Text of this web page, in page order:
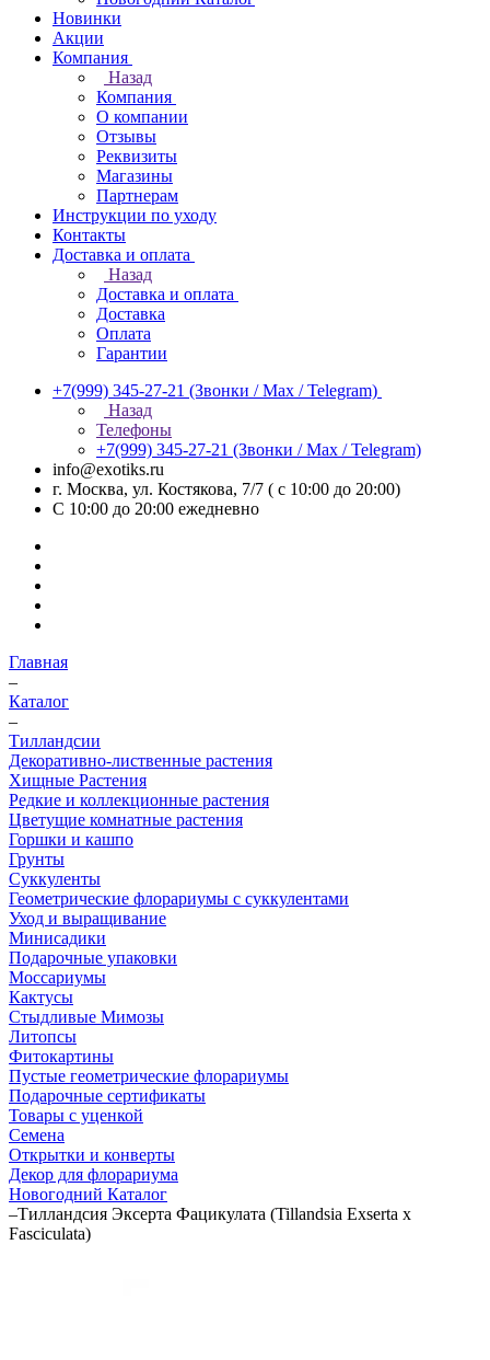
Новинки
Акции
Компания
Назад
Компания
О компании
Отзывы
Реквизиты
Магазины
Партнерам
Инструкции по уходу
Контакты
Доставка и оплата
Назад
Доставка и оплата
Доставка
Оплата
Гарантии
+7(999) 345-27-21 (Звонки / Max / Telegram)
Назад
Телефоны
+7(999) 345-27-21 (Звонки / Max / Telegram)
info@exotiks.ru
г. Москва, ул. Костякова, 7/7 ( с 10:00 до 20:00)
С 10:00 до 20:00 ежедневно
Главная
–
Каталог
–
Тилландсии
Декоративно-лиственные растения
Хищные Растения
Редкие и коллекционные растения
Цветущие комнатные растения
Горшки и кашпо
Грунты
Суккуленты
Геометрические флорариумы с суккулентами
Уход и выращивание
Минисадики
Подарочные упаковки
Моссариумы
Кактусы
Стыдливые Мимозы
Литопсы
Фитокартины
Пустые геометрические флорариумы
Подарочные сертификаты
Товары с уценкой
Семена
Открытки и конверты
Декор для флорариума
Новогодний Каталог
–Тилландсия Эксерта Фацикулата (Tillandsia Exserta x
Fasciculata)